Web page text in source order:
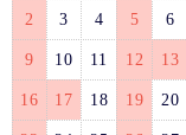
2 3 4 5 6
9 10 11 12 13
16 17 18 19 20